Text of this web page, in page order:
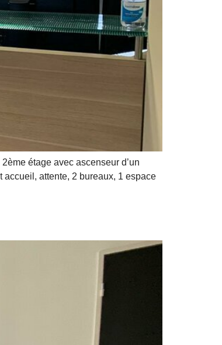
étage avec ascenseur d’un
accueil, attente, 2 bureaux, 1 espace